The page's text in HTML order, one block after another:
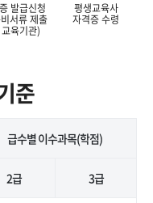
발급신청
서류 제출
육기관)
평생교육사
자격증 수령
준
급수별 이수과목(학점)
2급 3급